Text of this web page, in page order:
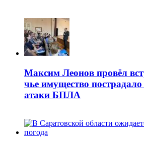
Максим Леонов провёл
чье имущество пострадало
атаки БПЛА